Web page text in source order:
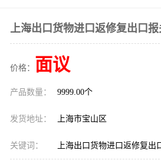
上海出口货物进口返修复出口
价格： 面议
产品数量： 9999.00个
发货地址： 上海市宝山区
关键词： 上海出口货物进口返修复出